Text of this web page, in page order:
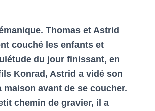
Thomas et Astrid
couché les enfants et
du jour finissant, en
Konrad, Astrid a vidé son
maison avant de se coucher.
chemin de gravier, il a